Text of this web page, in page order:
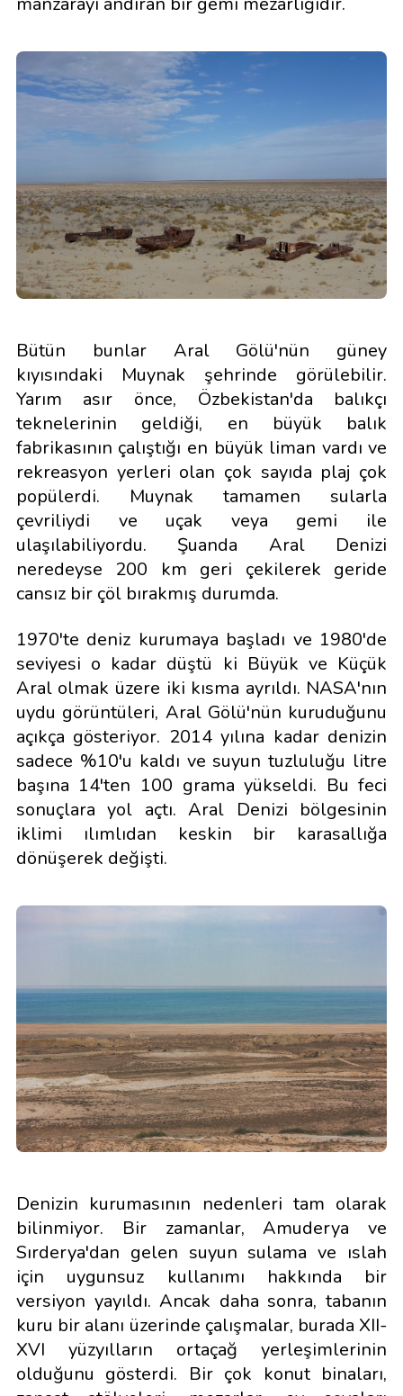
Bütün bunlar Aral Gölü'nün güney
kıyısındaki Muynak şehrinde görülebilir.
Yarım asır önce, Özbekistan'da balıkçı
teknelerinin geldiği, en büyük balık
fabrikasının çalıştığı en büyük liman vardı ve
rekreasyon yerleri olan çok sayıda plaj çok
popülerdi. Muynak tamamen sularla
çevriliydi ve uçak veya gemi ile
ulaşılabiliyordu. Şuanda Aral Denizi
neredeyse 200 km geri çekilerek geride
cansız bir çöl bırakmış durumda.
1970'te deniz kurumaya başladı ve 1980'de
seviyesi o kadar düştü ki Büyük ve Küçük
Aral olmak üzere iki kısma ayrıldı. NASA'nın
uydu görüntüleri, Aral Gölü'nün kuruduğunu
açıkça gösteriyor. 2014 yılına kadar denizin
sadece %10'u kaldı ve suyun tuzluluğu litre
başına 14'ten 100 grama yükseldi. Bu feci
sonuçlara yol açtı. Aral Denizi bölgesinin
iklimi ılımlıdan keskin bir karasallığa
dönüşerek değişti.
Denizin kurumasının nedenleri tam olarak
bilinmiyor. Bir zamanlar, Amuderya ve
Sırderya'dan gelen suyun sulama ve ıslah
için uygunsuz kullanımı hakkında bir
versiyon yayıldı. Ancak daha sonra, tabanın
kuru bir alanı üzerinde çalışmalar, burada XII-
XVI yüzyılların ortaçağ yerleşimlerinin
olduğunu gösterdi. Bir çok konut binaları,